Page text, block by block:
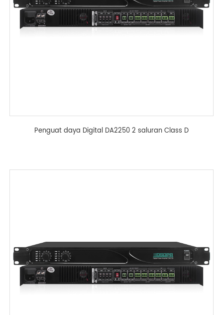
Penguat daya Digital DA2250 2 saluran Class D